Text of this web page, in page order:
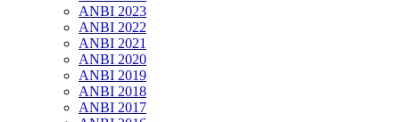
ANBI 2023
ANBI 2022
ANBI 2021
ANBI 2020
ANBI 2019
ANBI 2018
ANBI 2017